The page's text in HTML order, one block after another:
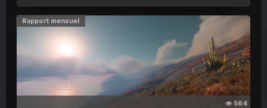
Rapport mensuel
564